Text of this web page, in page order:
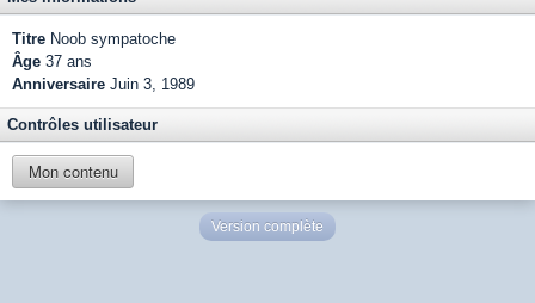
Titre Noob sympatoche
Âge 37 ans
Anniversaire Juin 3, 1989
Contrôles utilisateur
Mon contenu
Version complète